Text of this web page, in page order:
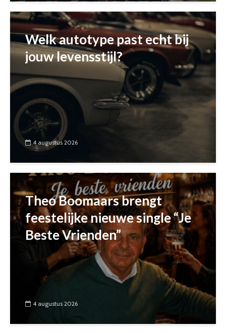
Welk autotype past echt bij
jouw levensstijl?
4 augustus 2026
Theo Boomaars brengt
feestelijke nieuwe single “Je
Beste Vrienden”
4 augustus 2026